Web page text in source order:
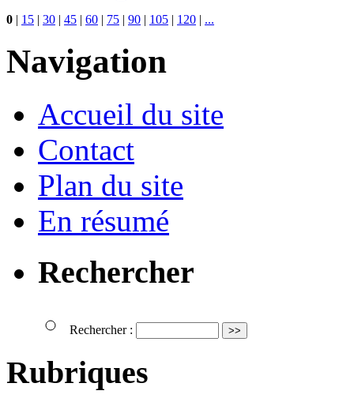
0 | 15 | 30 | 45 | 60 | 75 | 90 | 105 | 120 | ...
Navigation
Accueil du site
Contact
Plan du site
En résumé
Rechercher
Rechercher :
Rubriques